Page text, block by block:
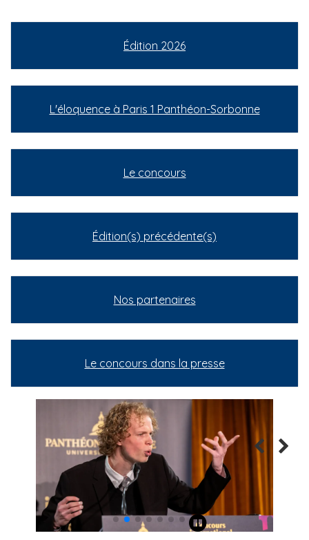
Édition 2026
L'éloquence à Paris 1 Panthéon-Sorbonne
Le concours
Édition(s) précédente(s)
Nos partenaires
Le concours dans la presse